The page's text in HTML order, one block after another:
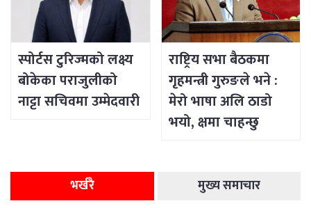
स्पोर्टस टुरिज्मको लक्ष्य
बोकेका पराजुलीको
नाट्टा सचिवमा उम्मेदवारी
राष्ट्रिय सभा बैठकमा
गृहमन्त्री गुरुङले भने :
मेरो भाषा अलि ठाडो
भयो, क्षमा चाहन्छु
भर्खरै मुख्य समाचार